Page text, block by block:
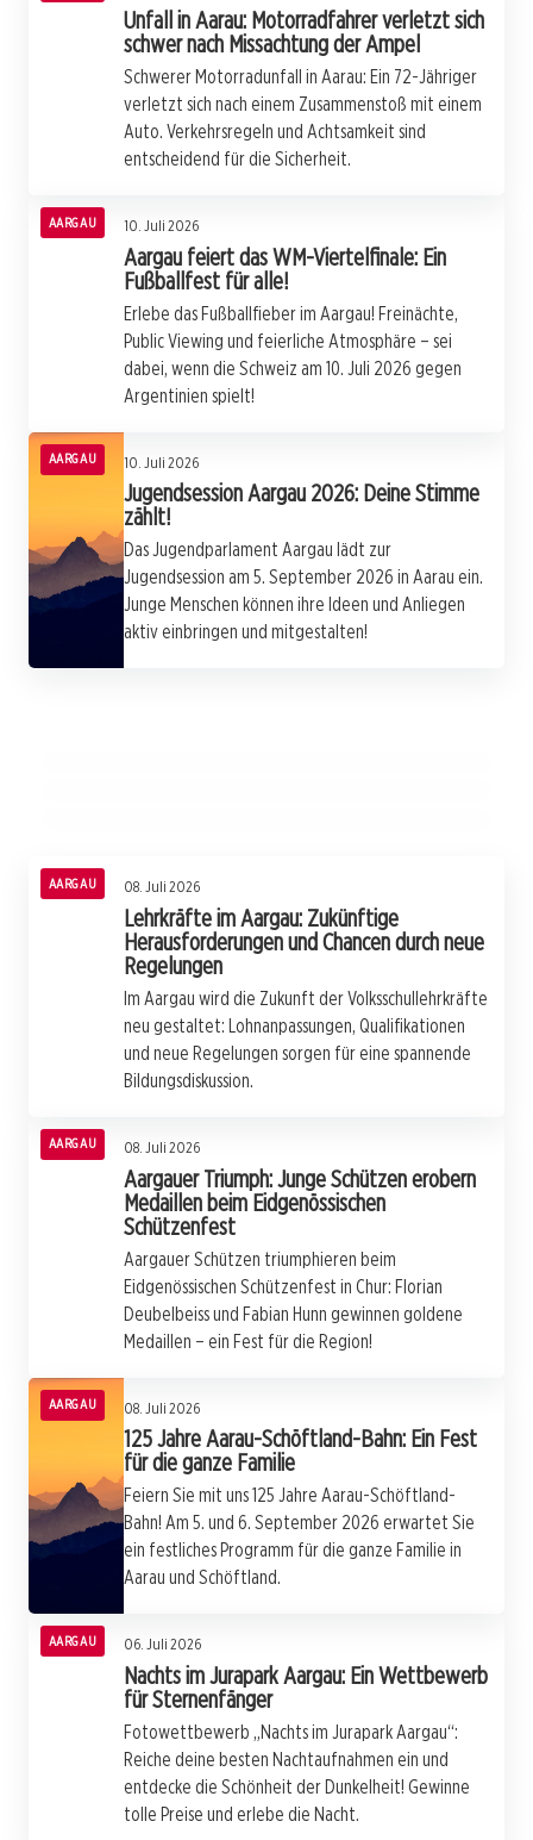
Unfall in Aarau: Motorradfahrer verletzt sich
schwer nach Missachtung der Ampel
Schwerer Motorradunfall in Aarau: Ein 72-Jähriger
verletzt sich nach einem Zusammenstoß mit einem
Auto. Verkehrsregeln und Achtsamkeit sind
entscheidend für die Sicherheit.
AARGAU 10. Juli 2026
Aargau feiert das WM-Viertelfinale: Ein
Fußballfest für alle!
Erlebe das Fußballfieber im Aargau! Freinächte,
Public Viewing und feierliche Atmosphäre – sei
dabei, wenn die Schweiz am 10. Juli 2026 gegen
Argentinien spielt!
AARGAU 10. Juli 2026
Jugendsession Aargau 2026: Deine Stimme
zählt!
Das Jugendparlament Aargau lädt zur
Jugendsession am 5. September 2026 in Aarau ein.
Junge Menschen können ihre Ideen und Anliegen
aktiv einbringen und mitgestalten!
Rotlicht ignoriert: Motorradfahrer kracht in
AARGAU 08. Juli 2026
Lehrkräfte im Aargau: Zukünftige
Herausforderungen und Chancen durch neue
Regelungen
Im Aargau wird die Zukunft der Volksschullehrkräfte
neu gestaltet: Lohnanpassungen, Qualifikationen
und neue Regelungen sorgen für eine spannende
Bildungsdiskussion.
AARGAU 08. Juli 2026
Aargauer Triumph: Junge Schützen erobern
Medaillen beim Eidgenössischen
Schützenfest
Aargauer Schützen triumphieren beim
Eidgenössischen Schützenfest in Chur: Florian
Deubelbeiss und Fabian Hunn gewinnen goldene
Medaillen – ein Fest für die Region!
AARGAU 08. Juli 2026
125 Jahre Aarau-Schöftland-Bahn: Ein Fest
für die ganze Familie
Feiern Sie mit uns 125 Jahre Aarau-Schöftland-
Bahn! Am 5. und 6. September 2026 erwartet Sie
ein festliches Programm für die ganze Familie in
Aarau und Schöftland.
AARGAU 06. Juli 2026
Nachts im Jurapark Aargau: Ein Wettbewerb
für Sternenfänger
Fotowettbewerb „Nachts im Jurapark Aargau“:
Reiche deine besten Nachtaufnahmen ein und
entdecke die Schönheit der Dunkelheit! Gewinne
tolle Preise und erlebe die Nacht.